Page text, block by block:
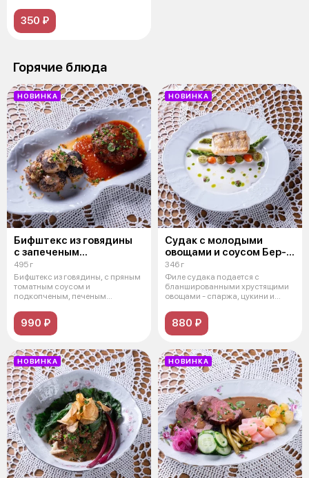
350 ₽
Горячие блюда
НОВИНКА
Бифштекс из говядины
с запеченым
картофелем
495 г
Бифштекс из говядины, с пряным
томатным соусом и
подкопченым, печеным
990 ₽
НОВИНКА
Судак с молодыми
овощами и соусом Бер-
блан
346 г
Филе судака подается с
бланшированными хрустящими
овощами - спаржа, цукини и
880 ₽
НОВИНКА НОВИНКА